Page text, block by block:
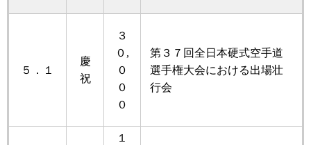
５．１
慶
祝
３
０,
０
０
０
第３７回全日本硬式空手道
選手権大会における出場壮
行会
１